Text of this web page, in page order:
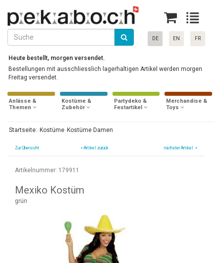
DE EN FR
Heute bestellt, morgen versendet.
Bestellungen mit ausschliesslich lagerhaltigen Artikel werden morgen
Freitag versendet.
Anlässe &
Themen
Kostüme &
Zubehör
Partydeko &
Festartikel
Merchandise &
Toys
Startseite: Kostüme Kostüme Damen
Zur Übersicht «Artikel zurück nächster Artikel »
Artikelnummer: 179911
Mexiko Kostüm
grün